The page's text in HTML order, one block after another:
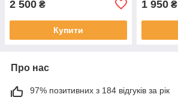
2 500 ₴
Купити
1 950 ₴
Про нас
97% позитивних з 184 відгуків за рік